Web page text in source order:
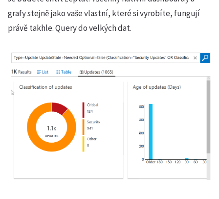
grafy stejně jako vaše vlastní, které si vyrobíte, fungují
právě takhle. Query do velkých dat.